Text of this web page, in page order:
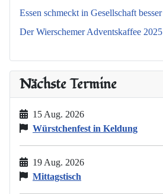
Essen schmeckt in Gesellschaft besser
Der Wierschemer Adventskaffee 2025
Nächste Termine
15 Aug. 2026
Würstchenfest in Keldung
19 Aug. 2026
Mittagstisch